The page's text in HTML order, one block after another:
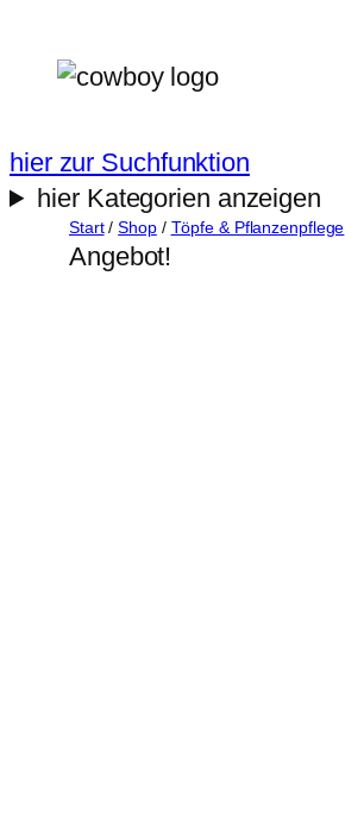
Inhalt
hier zur Suchfunktion
hier Kategorien anzeigen
Start/Shop/ Töpfe & Pflanzenpflege
Angebot!